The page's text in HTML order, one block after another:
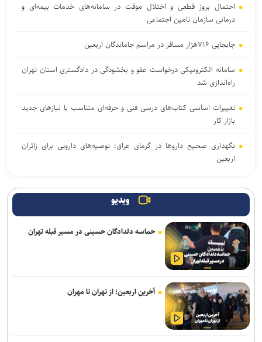
احتمال بروز قطعی و اختلال موقت در سامانه‌های خدمات بیمه‌ای و
درمانی سازمان تامین اجتماعی
جابجایی ۷۱۶هزار مسافر در مراسم جاماندگان اربعین
سامانه الکترونیکی درخواست عفو و بخشودگی در دادگستری استان تهران
راه‌اندازی شد
تغییرات اساسی کتاب‌های درسی فنی و حرفه‌ای متناسب با نیاز‌های جدید
بازار کار
نگهداری صحیح دارو‌ها در گرمای عراق؛ توصیه‌های دارویی برای زائران
اربعین
انفجار در یک کارخانه آلومینیوم شهرک صنعتی شمس‌آباد+ فیلم
تمدید معافیت سربازی مشمولان دارای سه و چهار فرزند تا پایان ۱۴۰۷
سارق کامپیوتر ماشین‌های جنوب شرق تهران دستگیر شد+ فیلم
واگذاری یک ملک آموزشی به مدرسه غیردولتی/ اعتراض والدین و سکوت
وزارت آموزش و پرورش
با وجود افزایش ترددها، آمار تصادفات و فوتی‌های اربعین کاهش یافت/
هیچ حادثه امنیتی تا این لحظه نداشتیم
ویدیو
حماسه دلدادگان حسینی در مسیر قبله تهران
آخرین اربعین؛ از تهران تا مهران